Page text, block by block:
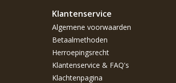
Klantenservice
Algemene voorwaarden
Betaalmethoden
Herroepingsrecht
Klantenservice & FAQ's
Klachtenpagina